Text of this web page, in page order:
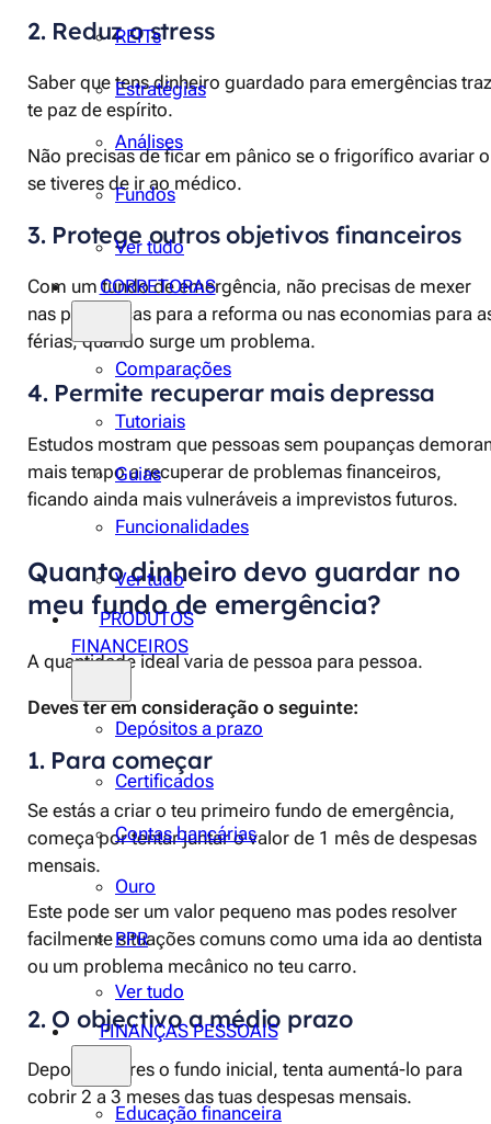
REITs
Estratégias
Análises
Fundos
Ver tudo
CORRETORAS
Comparações
Tutoriais
Guias
Funcionalidades
Ver tudo
PRODUTOS
FINANCEIROS
Depósitos a prazo
Certificados
Contas bancárias
Ouro
PPR
Ver tudo
FINANÇAS PESSOAIS
Educação financeira
2. Reduz o stress
Saber que tens dinheiro guardado para emergências
te paz de espírito.
Não precisas de ficar em pânico se o frigorífico avariar
se tiveres de ir ao médico.
3. Protege outros objetivos financeiros
Com um fundo de emergência, não precisas de mexer
nas poupanças para a reforma ou nas economias para
férias, quando surge um problema.
4. Permite recuperar mais depressa
Estudos mostram que pessoas sem poupanças
mais tempo a recuperar de problemas financeiros,
ficando ainda mais vulneráveis a imprevistos futuros.
Quanto dinheiro devo guardar no
meu fundo de emergência?
A quantidade ideal varia de pessoa para pessoa.
Deves ter em consideração o seguinte:
1. Para começar
Se estás a criar o teu primeiro fundo de emergência,
começa por tentar juntar o valor de 1 mês de despesas
mensais.
Este pode ser um valor pequeno mas podes resolver
facilmente situações comuns como uma ida ao dentista
ou um problema mecânico no teu carro.
2. O objectivo a médio prazo
Depois de teres o fundo inicial, tenta aumentá-lo para
cobrir 2 a 3 meses das tuas despesas mensais.